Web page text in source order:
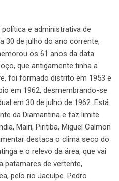
e administrativa de
30 de julho do ano corrente,
os 61 anos da data
que antigamente tinha a
foi formado distrito em 1953 e
em 1962, desmembrando-se
em 30 de julho de 1962. Está
da Diamantina e faz limite
Mairi, Piritiba, Miguel Calmon
destaca o clima seco do
e o relevo da área, que vai
patamares de vertente,
pelo rio Jacuípe. Pedro